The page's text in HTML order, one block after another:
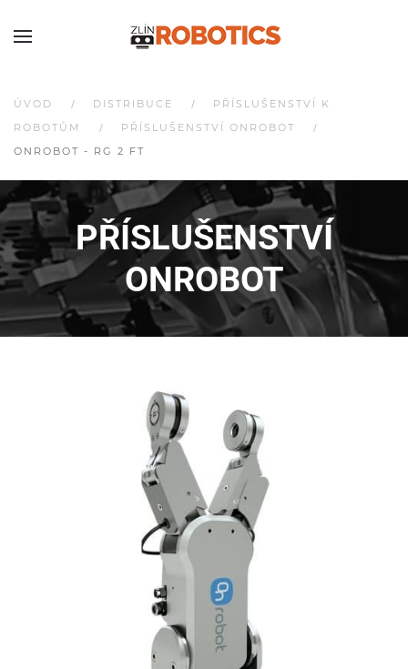
ÚVOD DISTRIBUCE
PŘÍSLUŠENSTVÍ K
ROBOTŮM
PŘÍSLUŠENSTVÍ ONROBOT
ONROBOT - RG 2 FT
PŘÍSLUŠENSTVÍ
ONROBOT